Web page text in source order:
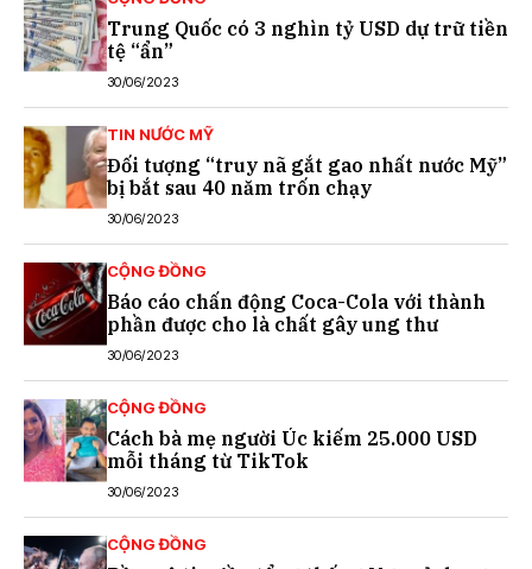
Trung Quốc có 3 nghìn tỷ USD dự trữ tiền
tệ “ẩn”
30/06/2023
TIN NƯỚC MỸ
Đối tượng “truy nã gắt gao nhất nước Mỹ”
bị bắt sau 40 năm trốn chạy
30/06/2023
CỘNG ĐỒNG
Báo cáo chấn động Coca-Cola với thành
phần được cho là chất gây ung thư
30/06/2023
CỘNG ĐỒNG
Cách bà mẹ người Úc kiếm 25.000 USD
mỗi tháng từ TikTok
30/06/2023
CỘNG ĐỒNG